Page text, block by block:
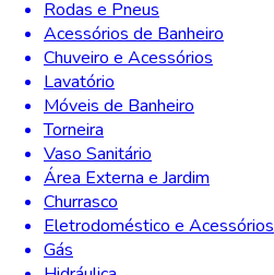
Rodas e Pneus
Acessórios de Banheiro
Chuveiro e Acessórios
Lavatório
Móveis de Banheiro
Torneira
Vaso Sanitário
Área Externa e Jardim
Churrasco
Eletrodoméstico e Acessórios
Gás